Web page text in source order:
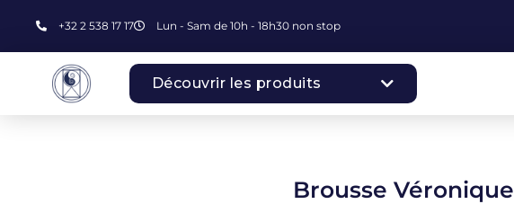
+32 2 538 17 17 Lun - Sam de 10h - 18h30 non stop
Découvrir les produits
Brousse Véronique